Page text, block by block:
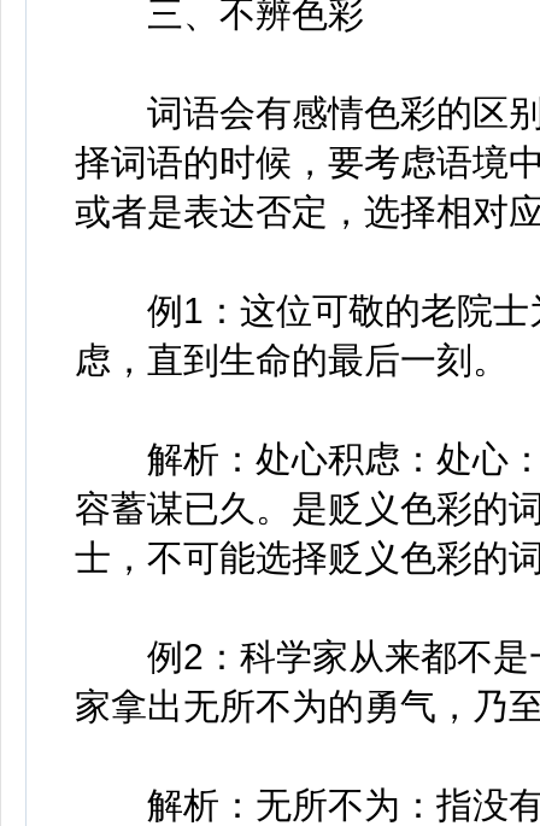
三、不辨色彩
词语会有感情色彩的区别
择词语的时候，要考虑语境
或者是表达否定，选择相对
例1：这位可敬的老院士
虑，直到生命的最后一刻。
解析：处心积虑：处心：
容蓄谋已久。是贬义色彩的
士，不可能选择贬义色彩的
例2：科学家从来都不是
家拿出无所不为的勇气，乃
解析：无所不为：指没有